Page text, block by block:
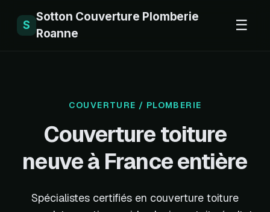
S
Sotton Couverture Plomberie
Roanne
☰
COUVERTURE / PLOMBERIE
Couverture toiture
neuve à France entière
Spécialistes certifiés en couverture toiture